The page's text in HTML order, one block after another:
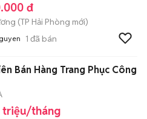
đ
(TP Hải Phòng mới)
1 đã bán
Bán Hàng Trang Phục Công
triệu/tháng